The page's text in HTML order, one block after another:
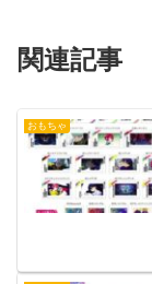
関連記事
おもちゃ